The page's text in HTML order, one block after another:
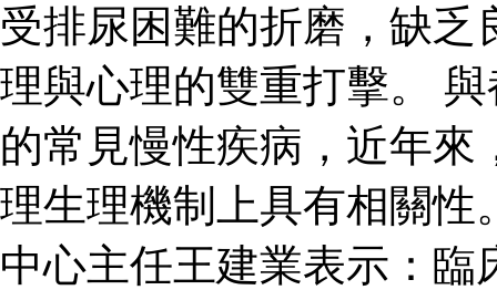
受排尿困難的折磨，缺
理與心理的雙重打擊。
的常見慢性疾病，近年
理生理機制上具有相關性
中心主任王建業表示：